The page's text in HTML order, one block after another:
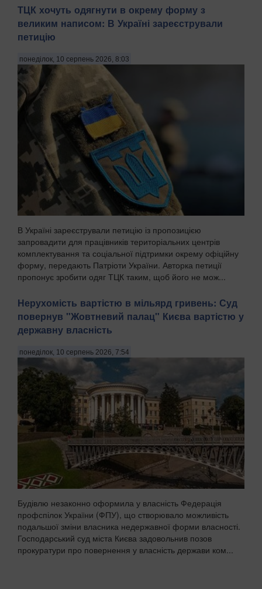
ТЦК хочуть одягнути в окрему форму з
великим написом: В Україні зареєстрували
петицію
понеділок, 10 серпень 2026, 8:03
В Україні зареєстрували петицію із пропозицією
запровадити для працівників територіальних центрів
комплектування та соціальної підтримки окрему офіційну
форму, передають Патріоти України. Авторка петиції
пропонує зробити одяг ТЦК таким, щоб його не мож...
Нерухомість вартістю в мільярд гривень: Суд
повернув "Жовтневий палац" Києва вартістю у
державну власність
понеділок, 10 серпень 2026, 7:54
Будівлю незаконно оформила у власність Федерація
профспілок України (ФПУ), що створювало можливість
подальшої зміни власника недержавної форми власності.
Господарський суд міста Києва задовольнив позов
прокуратури про повернення у власність держави ком...